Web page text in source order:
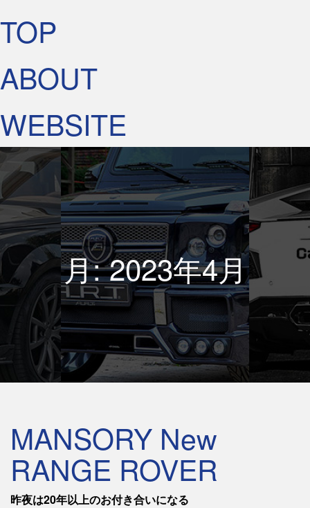
TOP
ABOUT
WEBSITE
月:2023年4月
MANSORY New
RANGE ROVER
昨夜は20年以上のお付き合いになる